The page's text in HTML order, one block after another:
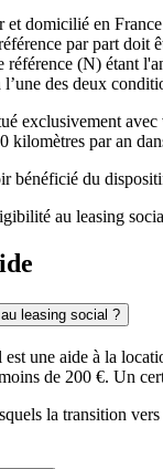
et domicilié en
par part doit
référence (N) étant
des deux
exclusivement
kilomètres par an
bénéficié du
au leasing
leasing social ?
une aide à la
de 200 €. Un
la transition